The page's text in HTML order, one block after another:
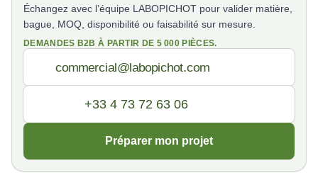
Échangez avec l’équipe LABOPICHOT pour valider matière,
bague, MOQ, disponibilité ou faisabilité sur mesure.
DEMANDES B2B À PARTIR DE 5 000 PIÈCES.
Préparer mon projet